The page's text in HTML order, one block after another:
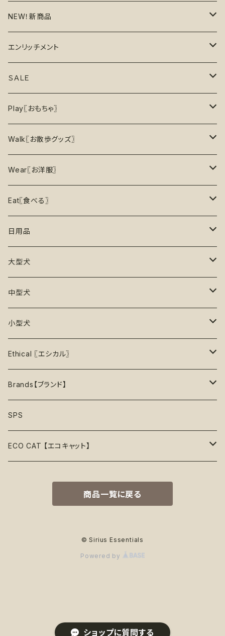
ショップに質問する
NEW！新商品
6月の新商品
7月の新商品
8月の新商品
エンリッチメント
フードボウル
おもちゃ
パズル
トレーニング
リックマット
初級【★☆☆☆☆】やさしい
初級＋【★★☆☆☆】ふつう
香り付き
ＳＡＬＥ
割引で探す
5%OFF
10％OFF
30%OFF
35%OFF
40%OFF
おもちゃ
お洋服
リード・ハーネス・首輪
フードボウル
再入荷なし！
Play〖おもちゃ〗
二度楽しめる！壊すと新しいおもちゃが出てくる！
ノーズワーク【Nosework】
知育玩具【Enrichment】
丈夫なおもちゃ
ぬいぐるみ
ボール
噛むおもちゃ
ロープトイ【紐】
フリスビー
音鳴るおもちゃ
音鳴らないおもちゃ
ペットボトル素材
Walk〖お散歩グッズ〗
首輪
ハーネス
リード
エチケット
Wear〖お洋服〗
レインコート
ロンパース
T -シャツ
パーカー
タンクトップ
セーター
アクセサリー
リボン
バンダナ
スリーブレス・ノースリーブ
リード穴付き
Eat〖食べる〗
フードボウル
早食い防止
おやつ入れ可能
知育【エンリッチメント】
リックマット
おやつ型
ウォーターボウル
日用品
Toothbrushes【歯ブラシ】
Poop Pickup【うんち処理】
Brushes【ブラシ】
大型犬
おもちゃ
お洋服
首輪
ハーネス
中型犬
おもちゃ
お洋服
首輪
ハーネス
小型犬
おもちゃ
お洋服
首輪
ハーネス
Ethical 〖エシカル〗
Sustainable〖サスティナブル〗
Organic〖オーガニック〗
Vegan〖ヴィーガン〗
Plastic Free〖プラスチックフリー〗
Brands【ブランド】
Alqo Wasi
Animals in Charge
Natural Rubber Toys【天然ゴムおもちゃ】
FouFou Brands
SPS
ECO CAT 【エコキャット】
ECO Clothes 【エコ服】
ECO Walk 【エコ散歩】
商品一覧に戻る
© Sirius Essentials
Powered by